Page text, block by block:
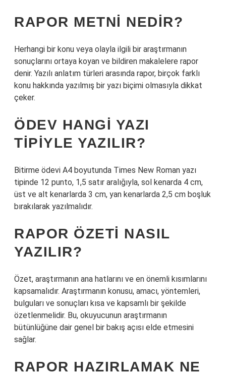
RAPOR METNI NEDIR?
Herhangi bir konu veya olayla ilgili bir araştırmanın
sonuçlarını ortaya koyan ve bildiren makalelere rapor
denir. Yazılı anlatım türleri arasında rapor, birçok farklı
konu hakkında yazılmış bir yazı biçimi olmasıyla dikkat
çeker.
ÖDEV HANGI YAZI
TIPIYLE YAZILIR?
Bitirme ödevi A4 boyutunda Times New Roman yazı
tipinde 12 punto, 1,5 satır aralığıyla, sol kenarda 4 cm,
üst ve alt kenarlarda 3 cm, yan kenarlarda 2,5 cm boşluk
bırakılarak yazılmalıdır.
RAPOR ÖZETI NASIL
YAZILIR?
Özet, araştırmanın ana hatlarını ve en önemli kısımlarını
kapsamalıdır. Araştırmanın konusu, amacı, yöntemleri,
bulguları ve sonuçları kısa ve kapsamlı bir şekilde
özetlenmelidir. Bu, okuyucunun araştırmanın
bütünlüğüne dair genel bir bakış açısı elde etmesini
sağlar.
RAPOR HAZIRLAMAK NE